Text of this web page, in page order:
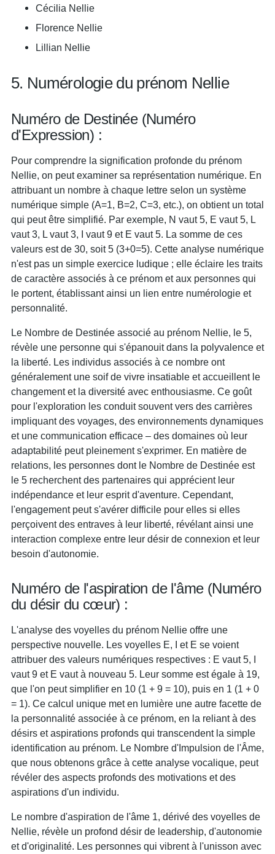
Cécilia Nellie
Florence Nellie
Lillian Nellie
5. Numérologie du prénom Nellie
Numéro de Destinée (Numéro
d'Expression) :
Pour comprendre la signification profonde du prénom
Nellie, on peut examiner sa représentation numérique. En
attribuant un nombre à chaque lettre selon un système
numérique simple (A=1, B=2, C=3, etc.), on obtient un total
qui peut être simplifié. Par exemple, N vaut 5, E vaut 5, L
vaut 3, L vaut 3, I vaut 9 et E vaut 5. La somme de ces
valeurs est de 30, soit 5 (3+0=5). Cette analyse numérique
n'est pas un simple exercice ludique ; elle éclaire les traits
de caractère associés à ce prénom et aux personnes qui
le portent, établissant ainsi un lien entre numérologie et
personnalité.
Le Nombre de Destinée associé au prénom Nellie, le 5,
révèle une personne qui s'épanouit dans la polyvalence et
la liberté. Les individus associés à ce nombre ont
généralement une soif de vivre insatiable et accueillent le
changement et la diversité avec enthousiasme. Ce goût
pour l'exploration les conduit souvent vers des carrières
impliquant des voyages, des environnements dynamiques
et une communication efficace – des domaines où leur
adaptabilité peut pleinement s'exprimer. En matière de
relations, les personnes dont le Nombre de Destinée est
le 5 recherchent des partenaires qui apprécient leur
indépendance et leur esprit d'aventure. Cependant,
l'engagement peut s'avérer difficile pour elles si elles
perçoivent des entraves à leur liberté, révélant ainsi une
interaction complexe entre leur désir de connexion et leur
besoin d'autonomie.
Numéro de l'aspiration de l'âme (Numéro
du désir du cœur) :
L'analyse des voyelles du prénom Nellie offre une
perspective nouvelle. Les voyelles E, I et E se voient
attribuer des valeurs numériques respectives : E vaut 5, I
vaut 9 et E vaut à nouveau 5. Leur somme est égale à 19,
que l'on peut simplifier en 10 (1 + 9 = 10), puis en 1 (1 + 0
= 1). Ce calcul unique met en lumière une autre facette de
la personnalité associée à ce prénom, en la reliant à des
désirs et aspirations profonds qui transcendent la simple
identification au prénom. Le Nombre d'Impulsion de l'Âme,
que nous obtenons grâce à cette analyse vocalique, peut
révéler des aspects profonds des motivations et des
aspirations d'un individu.
Le nombre d'aspiration de l'âme 1, dérivé des voyelles de
Nellie, révèle un profond désir de leadership, d'autonomie
et d'originalité. Les personnes qui vibrent à l'unisson avec